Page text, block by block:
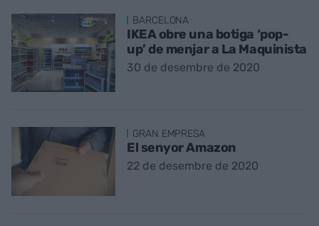
BARCELONA
IKEA obre una botiga ‘pop-
up’ de menjar a La Maquinista
30 de desembre de 2020
GRAN EMPRESA
El senyor Amazon
22 de desembre de 2020